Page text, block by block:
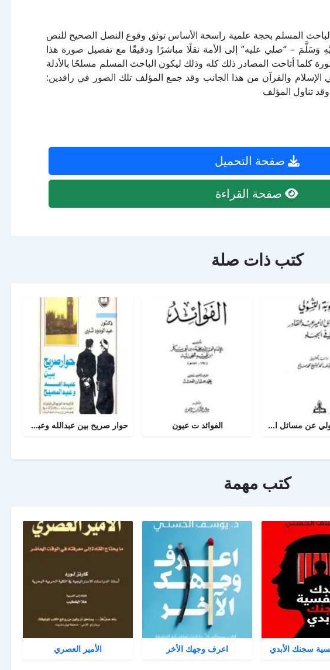
المسلم بحجة علمية راسخة الأساس توثق وقوع النصل الصحيح للنص
وَسَلَّمَ – “صلي عليه” إلى الأمة نقلًا مباشرًا ودقيقًا مع تفصيل صورة هذا
كلما أتاحت المصادر ذلك كله وذلك ليكون الباحث المسلم مسلحًا بالأدلة
الإسلام والقرآن من هذا الجانب وقد جمع المؤلف تلك الصور في رافدين:
تناول المؤلف
صفحة التحميل
صفحة القراءة
كتب ذات صلة
أجوبة التسولي عن مسائل الأمير عبد القادر في الجهاد الفوائد ت عيون حوار صريح بين عبدالله وعبدالمسيح
كتب مهمة
سجنك الأبدي اعرف وجهك الأخر الأمير العصري